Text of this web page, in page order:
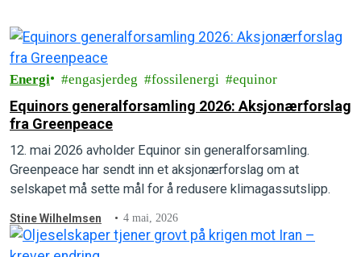
Energi engasjerdeg fossilenergi equinor
Equinors generalforsamling 2026: Aksjonærforslag
fra Greenpeace
12. mai 2026 avholder Equinor sin generalforsamling.
Greenpeace har sendt inn et aksjonærforslag om at
selskapet må sette mål for å redusere klimagassutslipp.
Stine Wilhelmsen 4 mai, 2026